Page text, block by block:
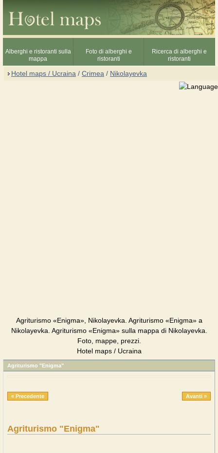
Alberghi e ristoranti sulla
mappa
Foto di alberghi e
ristoranti
Ricerca di alberghi e
ristoranti
Hotel maps / Ucraina / Crimea / Nikolayevka
Agriturismo «Enigma», Nikolayevka. Agriturismo «Enigma» a
Nikolayevka. Agriturismo «Enigma» sulla mappa di Nikolayevka.
Foto, mappe, prezzi.
Hotel maps / Ucraina
Agriturismo "Enigma"
« Precedente Avanti »
Agriturismo "Enigma"